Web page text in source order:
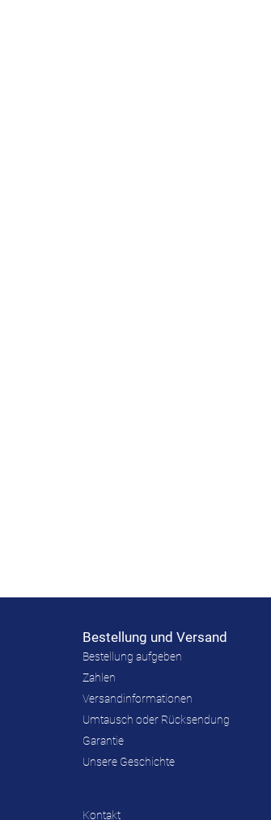
Bestellung und Versand
Bestellung aufgeben
Zahlen
Versandinformationen
Umtausch oder Rücksendung
Garantie
Unsere Geschichte
Kontakt